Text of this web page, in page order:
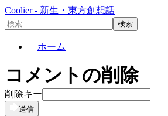
Coolier - 新生・東方創想話
ホーム
コメントの削除
削除キー
送信